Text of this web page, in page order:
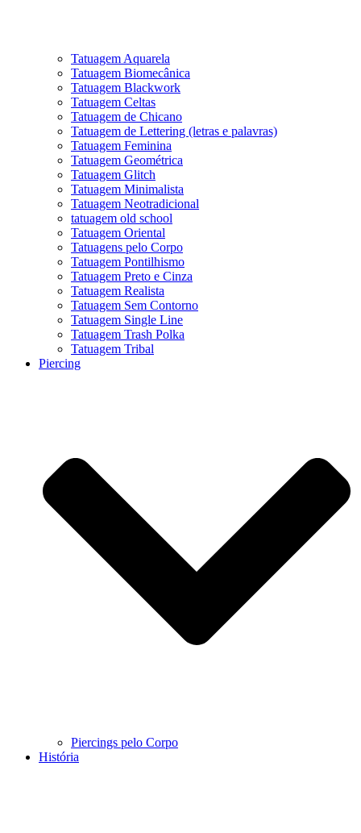
Tatuagem Aquarela
Tatuagem Biomecânica
Tatuagem Blackwork
Tatuagem Celtas
Tatuagem de Chicano
Tatuagem de Lettering (letras e palavras)
Tatuagem Feminina
Tatuagem Geométrica
Tatuagem Glitch
Tatuagem Minimalista
Tatuagem Neotradicional
tatuagem old school
Tatuagem Oriental
Tatuagens pelo Corpo
Tatuagem Pontilhismo
Tatuagem Preto e Cinza
Tatuagem Realista
Tatuagem Sem Contorno
Tatuagem Single Line
Tatuagem Trash Polka
Tatuagem Tribal
Piercing
Piercings pelo Corpo
História